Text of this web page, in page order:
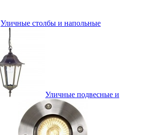
Уличные столбы и напольные
Уличные подвесные и